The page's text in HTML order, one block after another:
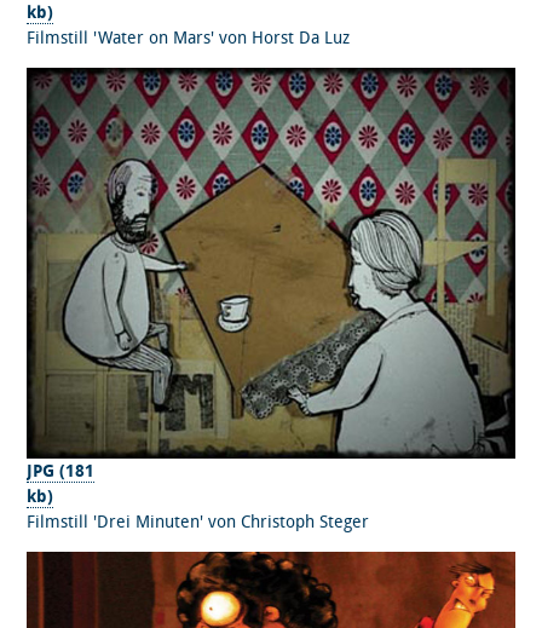
kb)
Filmstill 'Water on Mars' von Horst Da Luz
JPG (181
kb)
Filmstill 'Drei Minuten' von Christoph Steger